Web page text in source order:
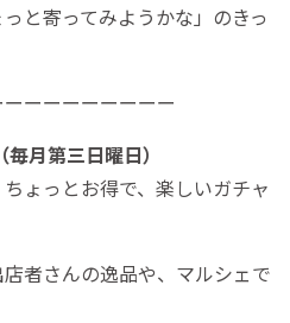
と寄ってみようかな」のきっ
ーーーーーーーー
月第三日曜日）
ょっとお得で、楽しいガチャ
者さんの逸品や、マルシェで